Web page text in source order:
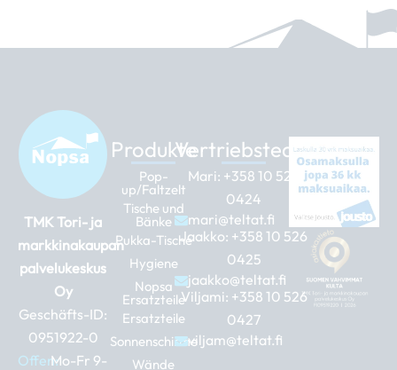
TMK Tori- ja
markkinakaupan
palvelukeskus
Oy
Geschäfts-ID:
0951922-0
Offen:Mo-Fr 9-
Produkte
Pop-
up/Faltzelt
Tische und
Bänke
Pukka-Tische
Hygiene
Nopsa
Ersatzteile
Ersatzteile
Sonnenschirme
Wände
Vertriebsteam
Mari: +358 10 526
0424
mari@teltat.fi
Jaakko: +358 10 526
0425
jaakko@teltat.fi
Viljami: +358 10 526
0427
viljam@teltat.fi